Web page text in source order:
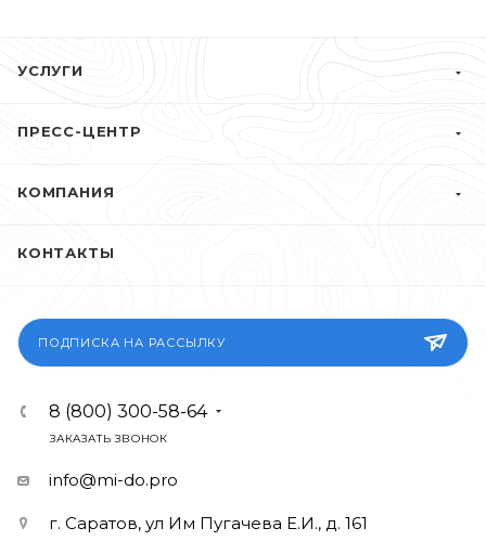
УСЛУГИ
ПРЕСС-ЦЕНТР
КОМПАНИЯ
КОНТАКТЫ
ПОДПИСКА НА РАССЫЛКУ
8 (800) 300-58-64
ЗАКАЗАТЬ ЗВОНОК
info@mi-do.pro
г. Саратов, ул Им Пугачева Е.И., д. 161